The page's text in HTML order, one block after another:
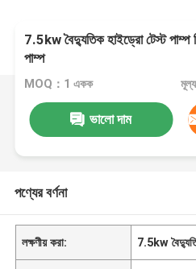
7.5kw বৈদ্যুতিক হাইড্রো টেস্ট পাম্প
পাম্প
MOQ：1 একক
ভালো দাম
পণ্যের বর্ণনা
লক্ষণীয় করা: 7.5kw